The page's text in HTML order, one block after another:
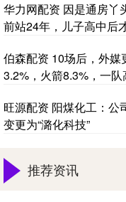
华力网配资 因是通房丫
前站24年，儿子高中后
伯森配资 10场后，外媒
3.2%，火箭8.3%，一
旺源配资 阳煤化工：公
变更为“潞化科技”
推荐资讯